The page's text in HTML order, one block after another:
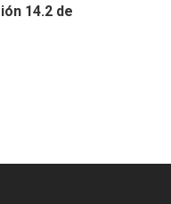
14.2 de